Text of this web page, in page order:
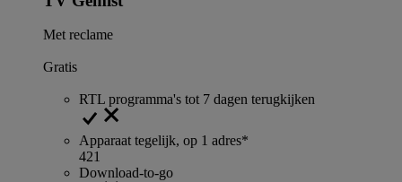
Met reclame
Gratis
RTL programma's tot 7 dagen terugkijken
Apparaat tegelijk, op 1 adres*
421
Download-to-go